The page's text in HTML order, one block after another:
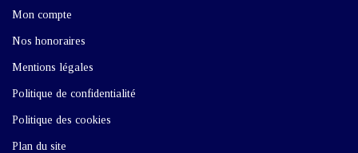
Mon compte
Nos honoraires
Mentions légales
Politique de confidentialité
Politique des cookies
Plan du site